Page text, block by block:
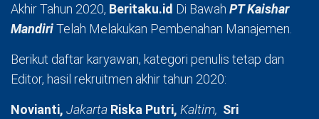
Akhir Tahun 2020, Beritaku.id Di Bawah PT Kaishar
MandiriTelah Melakukan Pembenahan Manajemen.
Berikut daftar karyawan, kategori penulis tetap dan
Editor, hasil rekruitmen akhir tahun 2020:
Novianti, Jakarta Riska Putri, Kaltim, Sri